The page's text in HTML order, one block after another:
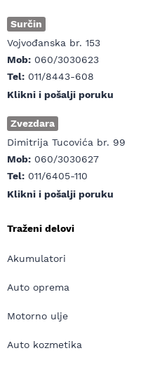
Surčin
Vojvođanska br. 153
Mob: 060/3030623
Tel: 011/8443-608
Klikni i pošalji poruku
Zvezdara
Dimitrija Tucovića br. 99
Mob: 060/3030627
Tel: 011/6405-110
Klikni i pošalji poruku
Traženi delovi
Akumulatori
Auto oprema
Motorno ulje
Auto kozmetika